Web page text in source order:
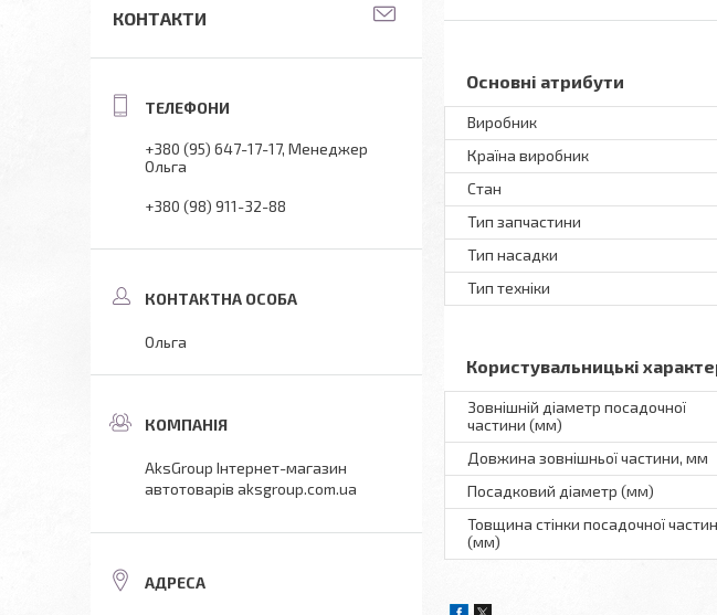
Основні атрибути
Виробник
Країна виробник
Стан
Тип запчастини
Тип насадки
Тип техніки
Користувальницькі
Зовнішній діаметр посадочної
частини (мм)
Довжина зовнішньої частини, мм
Посадковий діаметр (мм)
Товщина стінки посадочної
(мм)
КОНТАКТИ
+380 (95) 647-17-17 Менеджер
Ольга
+380 (98) 911-32-88
Ольга
AksGroup Інтернет-магазин
автотоварів aksgroup.com.ua